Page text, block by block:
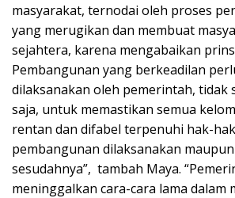
masyarakat, ternodai oleh proses
yang merugikan dan membuat
sejahtera, karena mengabaikan
Pembangunan yang berkeadilan
dilaksanakan oleh pemerintah, tidak
saja, untuk memastikan semua
rentan dan difabel terpenuhi hak-
pembangunan dilaksanakan
sesudahnya”, tambah Maya.
meninggalkan cara-cara lama dalam